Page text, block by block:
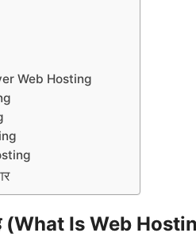
Web Hosting
(What Is Web